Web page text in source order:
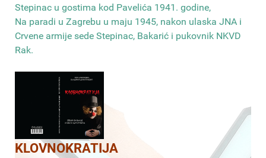
Stepinac u gostima kod Pavelića 1941. godine,
Na paradi u Zagrebu u maju 1945, nakon ulaska JNA i
Crvene armije sede Stepinac, Bakarić i pukovnik NKVD
Rak.
KLOVNOKRATIJA